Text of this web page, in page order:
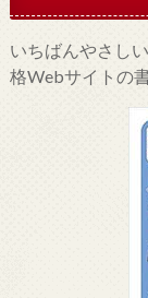
いちばんやさし
格Webサイトの